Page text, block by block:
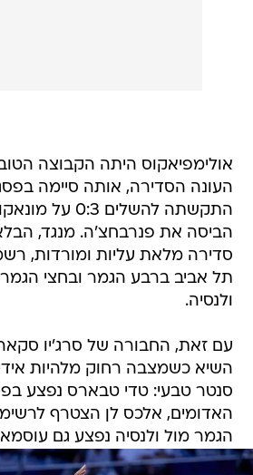
אולימפיאקוס היתה הקבוצה
העונה הסדירה, אותה סיימה
התקשתה להשלים
הביסה את פנרבחצ'ה. מנגד,
תל אביב ברבע הגמר ובחצי
ולנסיה.
עם זאת, החבורה של סרג'יו
השיא כשמצבה רחוק מלהיות
סנטר טבעי: טדי טבארס נפצע
האדומים, אלכס לן הצטרף
הגמר מול ולנסיה נפצע גם